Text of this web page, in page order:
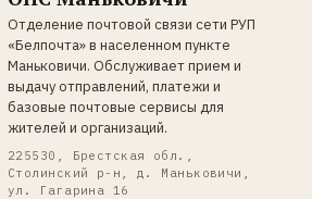
Отделение почтовой связи сети РУП
«Белпочта» в населенном пункте
Маньковичи. Обслуживает прием и
выдачу отправлений, платежи и
базовые почтовые сервисы для
жителей и организаций.
225530, Брестская обл.,
Столинский р-н, д. Маньковичи,
ул. Гагарина 16